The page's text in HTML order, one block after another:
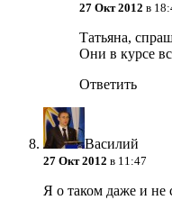
27 Окт 2012 в
Татьяна,
Они в курсе
Ответить
Василий
27 Окт 2012 в 11:47
Я о таком даже и не